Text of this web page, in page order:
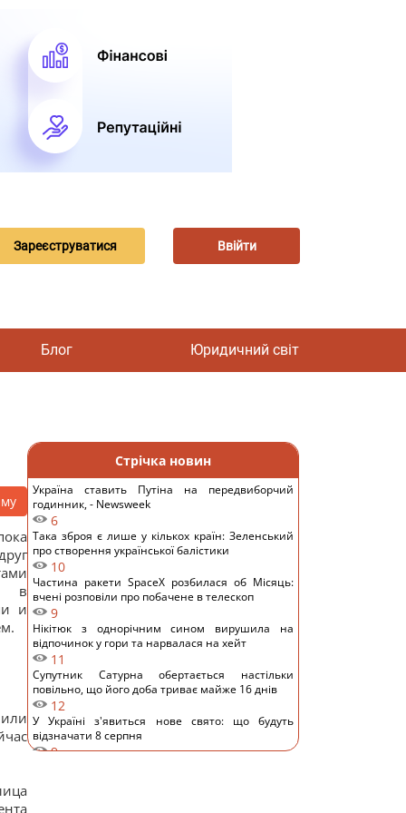
Зареєструватися Ввійти
Блог Юридичний світ
в
и
Стрічка новин
Україна ставить Путіна на передвиборчий
годинник, - Newsweek
6
Така зброя є лише у кількох країн: Зеленський
про створення української балістики
10
Частина ракети SpaceX розбилася об Місяць:
вчені розповіли про побачене в телескоп
9
Нікітюк з однорічним сином вирушила на
відпочинок у гори та нарвалася на хейт
11
Супутник Сатурна обертається настільки
повільно, що його доба триває майже 16 днів
12
У Україні з'явиться нове свято: що будуть
відзначати 8 серпня
9